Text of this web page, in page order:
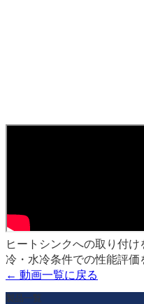
ヒートシンクへの取り付
冷・水冷条件での性能評価
← 動画一覧に戻る
製品一覧